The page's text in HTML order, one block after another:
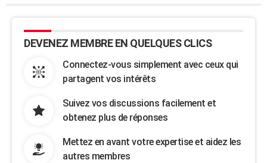
DEVENEZ MEMBRE EN QUELQUES CLICS
Connectez-vous simplement avec ceux qui
partagent vos intérêts
Suivez vos discussions facilement et
obtenez plus de réponses
Mettez en avant votre expertise et aidez les
autres membres